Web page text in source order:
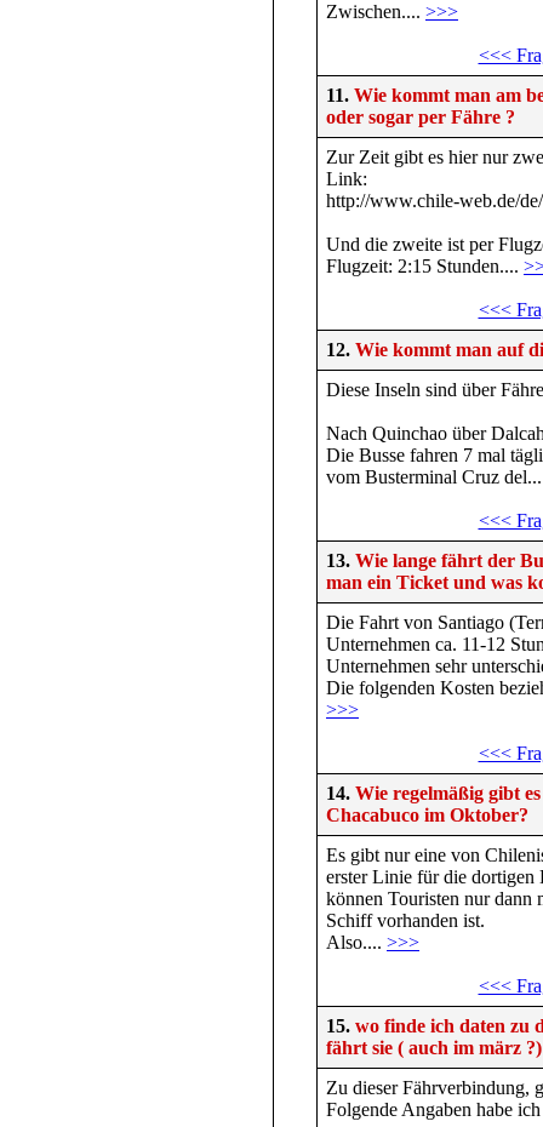
Zwischen.... >>>
<<<
11. Wie kommt man am
oder sogar per Fähre ?
Zur Zeit gibt es hier nur
Link:
http://www.chile-web.de/
Und die zweite ist per
Flugzeit: 2:15 Stunden....
<<<
12. Wie kommt man auf
Diese Inseln sind über
Nach Quinchao über
Die Busse fahren 7 mal
vom Busterminal Cruz
<<<
13. Wie lange fährt der
man ein Ticket und was
Die Fahrt von Santiago
Unternehmen ca. 11-12
Unternehmen sehr
Die folgenden Kosten
>>>
<<<
14. Wie regelmäßig gibt
Chacabuco im Oktober?
Es gibt nur eine von
erster Linie für die dortigen
können Touristen nur dann
Schiff vorhanden ist.
Also.... >>>
<<<
15. wo finde ich daten zu
fährt sie ( auch im märz
Zu dieser Fährverbindung,
Folgende Angaben habe